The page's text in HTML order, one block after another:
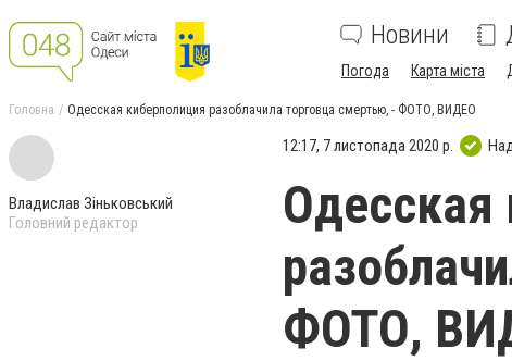
Новини
Погода Карта міста
Головна Одесская киберполиция разоблачила торговца смертью, - ФОТО, ВИДЕО
Владислав Зіньковський
Головний редактор
12:17, 7 листопада 2020 р.
Одесская
ФОТО,